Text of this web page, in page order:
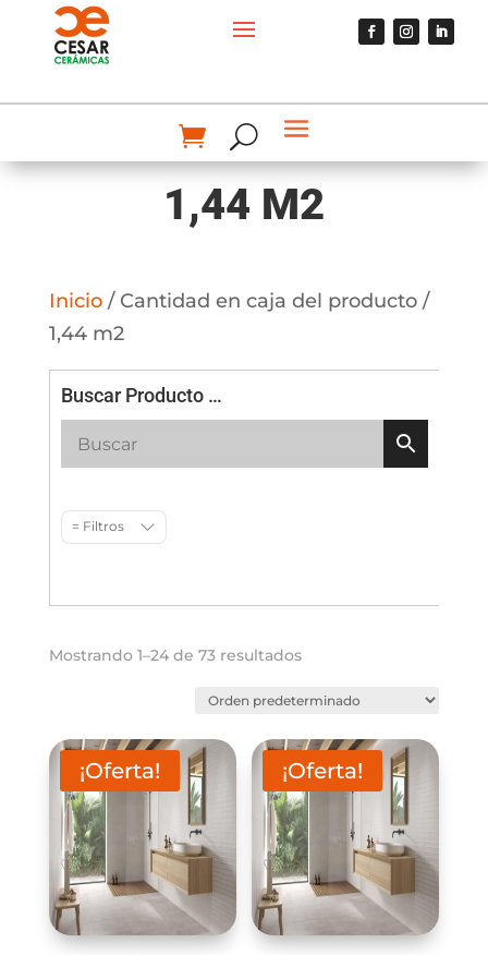
1,44 M2
Inicio/ Cantidad en caja del producto /
1,44 m2
Buscar Producto …
= Filtros
Mostrando 1–24 de 73 resultados
¡Oferta! ¡Oferta!